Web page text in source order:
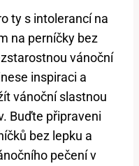
ty s intolerancí na
na perníčky bez
vánoční
inspiraci a
vánoční slastnou
Buďte připraveni
bez lepku a
pečení v